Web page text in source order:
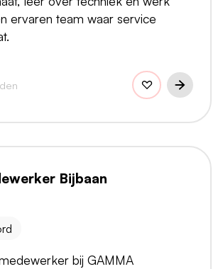
ervaren team waar service
Bijbaan
bij GAMMA